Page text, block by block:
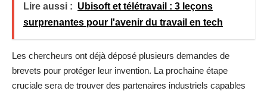
Lire aussi : Ubisoft et télétravail : 3 leçons
surprenantes pour l'avenir du travail en tech
Les chercheurs ont déjà déposé plusieurs demandes de
brevets pour protéger leur invention. La prochaine étape
cruciale sera de trouver des partenaires industriels capables